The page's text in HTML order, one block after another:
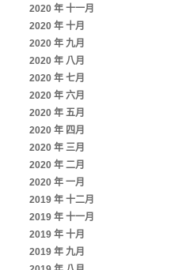
2020 年 十一月
2020 年 十月
2020 年 九月
2020 年 八月
2020 年 七月
2020 年 六月
2020 年 五月
2020 年 四月
2020 年 三月
2020 年 二月
2020 年 一月
2019 年 十二月
2019 年 十一月
2019 年 十月
2019 年 九月